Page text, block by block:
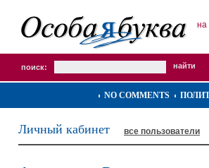
на
поиск:
NO COMMENTS
Личный кабинет все пользователи